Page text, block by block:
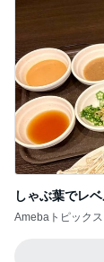
しゃぶ葉でレ
Amebaトピックス